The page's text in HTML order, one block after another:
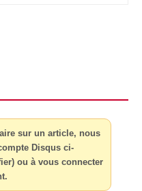
sur un article, nous
Disqus ci-
ou à vous connecter